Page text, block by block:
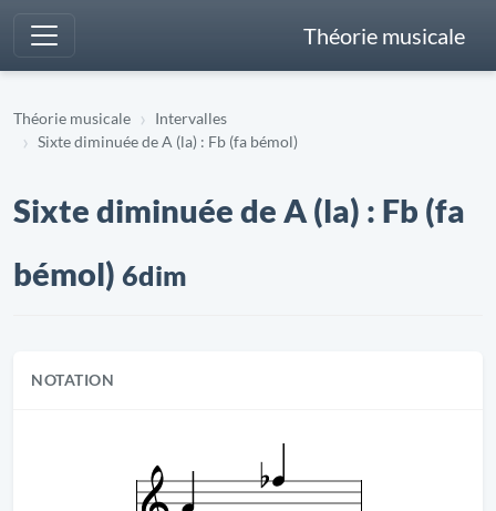
Théorie musicale
Théorie musicale
Intervalles
Sixte diminuée de A (la) : Fb (fa bémol)
Sixte diminuée de A (la) : Fb (fa
bémol) 6dim
NOTATION